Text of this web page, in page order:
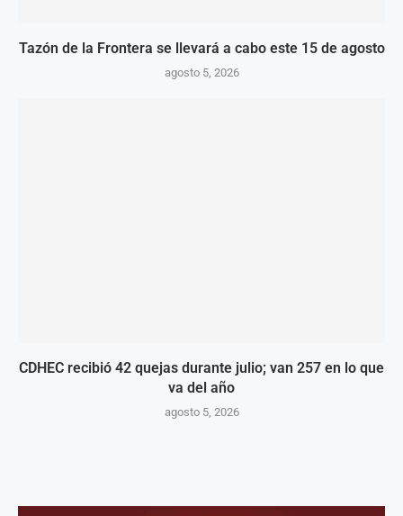
Tazón de la Frontera se llevará a cabo este 15 de agosto
agosto 5, 2026
CDHEC recibió 42 quejas durante julio; van 257 en lo que
va del año
agosto 5, 2026